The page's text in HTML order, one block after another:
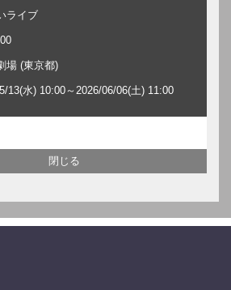
ライブ
場 (東京都)
13(水) 10:00～2026/06/06(土) 11:00